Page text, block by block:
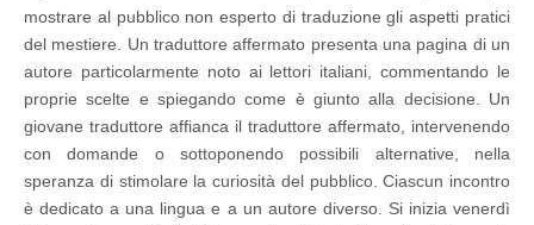
2013
–
cos’è
“L’officina
del
traduttore”?
mostrare al pubblico non esperto di traduzione gli aspetti pratici
del mestiere. Un traduttore affermato presenta una pagina di un
autore particolarmente noto ai lettori italiani, commentando le
proprie scelte e spiegando come è giunto alla decisione. Un
giovane traduttore affianca il traduttore affermato, intervenendo
con domande o sottoponendo possibili alternative, nella
speranza di stimolare la curiosità del pubblico. Ciascun incontro
è dedicato a una lingua e a un autore diverso. Si inizia venerdì